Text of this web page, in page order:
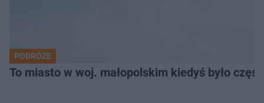
PODRÓŻE
To miasto w woj. małopolskim kiedyś było